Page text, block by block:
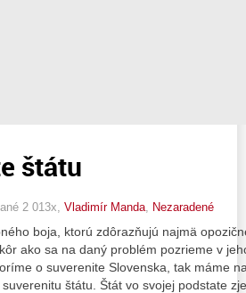
štátu
2 013x, Vladimír Manda Nezaradené
boja, ktorú zdôrazňujú najmä
ako sa na daný problém pozrieme v
o suverenite Slovenska, tak máme
štátu. Štát vo svojej podstate